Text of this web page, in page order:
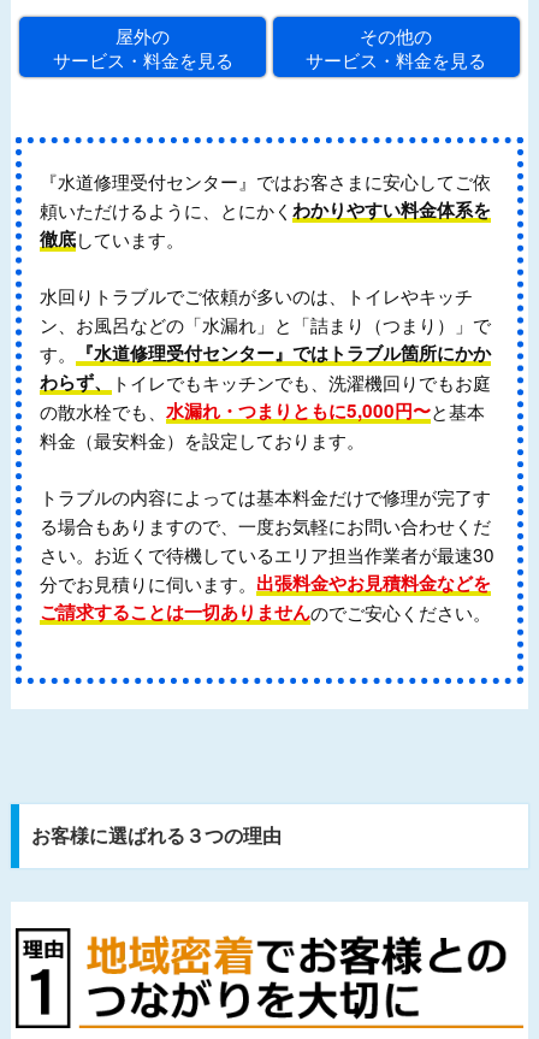
屋外の
サービス・料金を見る
その他の
サービス・料金を見る
『水道修理受付センター』ではお客さまに安心してご依
頼いただけるように、とにかく わかりやすい料金体系を
徹底しています。
水回りトラブルでご依頼が多いのは、トイレやキッチ
ン、お風呂などの「水漏れ」と「詰まり（つまり）」で
す。
『水道修理受付センター』ではトラブル箇所にかか
わらず、
トイレでもキッチンでも、洗濯機回りでもお庭
の散水栓でも、 水漏れ・つまりともに5,000円〜と基本
料金（最安料金）を設定しております。
トラブルの内容によっては基本料金だけで修理が完了す
る場合もありますので、一度お気軽にお問い合わせくだ
さい。お近くで待機しているエリア担当作業者が最速30
分でお見積りに伺います。 出張料金やお見積料金などを
ご請求することは一切ありませんのでご安心ください。
お客様に選ばれる３つの理由